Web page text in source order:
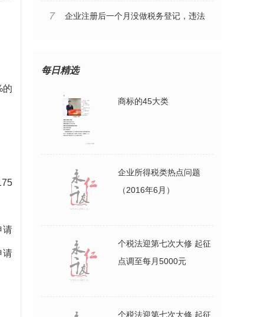
的
请
请
7 企业注册后一个月没做税务登记，违法
每日精选
商标的45大类
企业所得税类热点问题
（2016年6月）
个税法迎第七次大修 起征
点调至每月5000元
个税法迎第七次大修 起征